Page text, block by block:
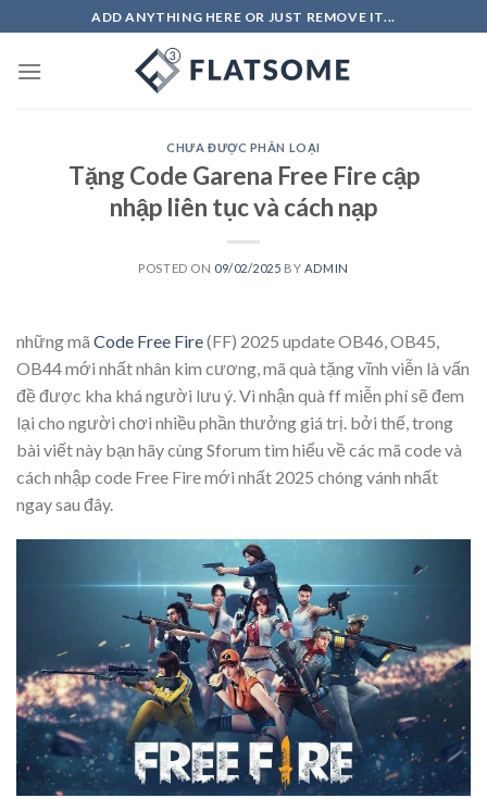
to
content
ADD ANYTHING HERE OR JUST REMOVE IT...
CHƯA ĐƯỢC PHÂN LOẠI
Tặng Code Garena Free Fire cập
nhập liên tục và cách nạp
POSTED ON 09/02/2025 BY ADMIN
những mã Code Free Fire(FF) 2025 update OB46, OB45,
OB44 mới nhất nhân kim cương, mã quà tặng vĩnh viễn là vấn
đề được kha khá người lưu ý. Vì nhận quà ff miễn phí sẽ đem
lại cho người chơi nhiều phần thưởng giá trị. bởi thế, trong
bài viết này bạn hãy cùng Sforum tìm hiểu về các mã code và
cách nhập code Free Fire mới nhất 2025 chóng vánh nhất
ngay sau đây.